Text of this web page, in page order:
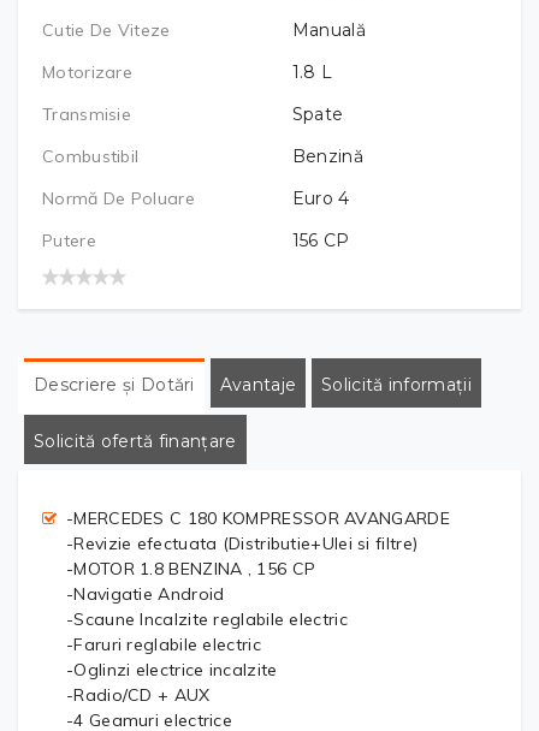
Cutie De Viteze
Manuală
Motorizare
1.8 L
Transmisie
Spate
Combustibil
Benzină
Normă De Poluare
Euro 4
Putere
156 CP
Descriere și Dotări Avantaje Solicită informații
Solicită ofertă finanțare
-MERCEDES C 180 KOMPRESSOR AVANGARDE
-Revizie efectuata (Distributie+Ulei si filtre)
-MOTOR 1.8 BENZINA , 156 CP
-Navigatie Android
-Scaune Incalzite reglabile electric
-Faruri reglabile electric
-Oglinzi electrice incalzite
-Radio/CD + AUX
-4 Geamuri electrice